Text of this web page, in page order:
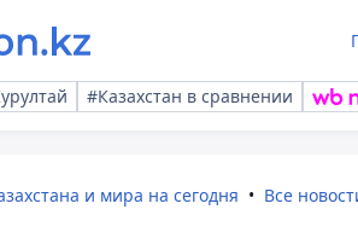
#Казахстан в сравнении
и мира на сегодня Все